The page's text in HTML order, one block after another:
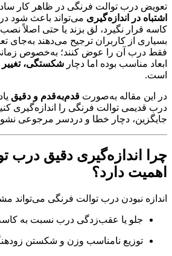
تعویض درب توالت فرنگی در ظاهر کار
اشتباه در اندازه‌گیری می‌تواند باعث شود
کاسه قرار نگیرد، لق بزند یا حتی اصلاً
بسیاری از کاربران ترجیح می‌دهند به‌جای
فقط درب آن را عوض کنند؛ به‌خصوص
ابعاد مناسب بوده اما دچار شکستگی، تغییر
است.
در این مقاله به‌صورت قدم‌به‌قدم و دقیق
درب قدیمی توالت فرنگی را اندازه‌گیری
جایگزین، دچار خطا و دردسر مرجوعی
چرا اندازه‌گیری دقیق درب
اهمیت دارد؟
اندازه نبودن درب توالت فرنگی می‌تواند
جلو یا عقب‌زدگی درب نسبت به
توزیع نامناسب وزن و شکستن